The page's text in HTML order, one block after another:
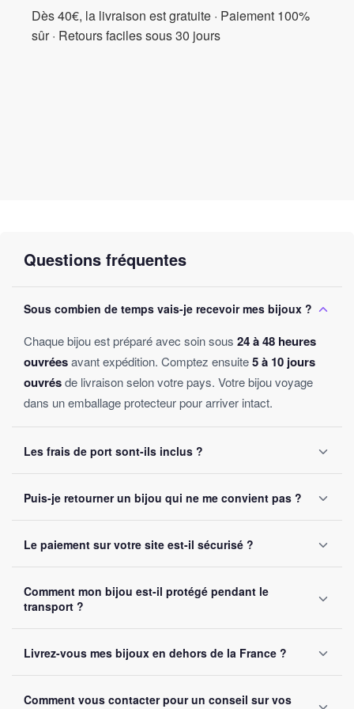
Dès 40€, la livraison est gratuite · Paiement 100%
sûr · Retours faciles sous 30 jours
Questions fréquentes
Sous combien de temps vais-je recevoir mes bijoux ?
Chaque bijou est préparé avec soin sous 24 à 48 heures
ouvréesavant expédition. Comptez ensuite5 à 10 jours
ouvrésde livraison selon votre pays. Votre bijou voyage
dans un emballage protecteur pour arriver intact.
Les frais de port sont-ils inclus ?
sans montant minimum d'achat. Votre bijou part sous 24 à
48 heures ouvrées.
Puis-je retourner un bijou qui ne me convient pas ?
le retourner. Remboursement intégral garanti, sans
question posée.
Le paiement sur votre site est-il sécurisé ?
SSL. Nous acceptons Visa, Mastercard, PayPal et Apple
Pay. Vos données bancaires ne sont jamais stockées sur
Comment mon bijou est-il protégé pendant le
transport ?
renforcé. Un numéro de suivi vous est envoyé par e-mail
dès l'expédition.
Livrez-vous mes bijoux en dehors de la France ?
. Comptez 5 à 10 jours ouvrés selon la
Comment vous contacter pour un conseil sur vos